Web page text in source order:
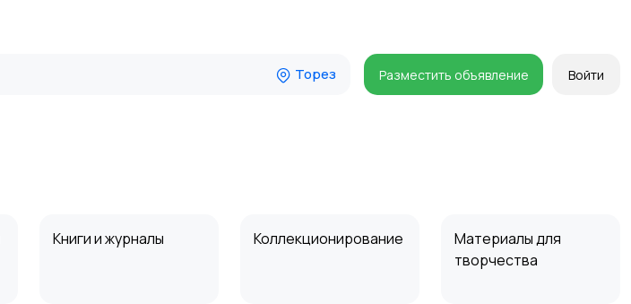
Торез Разместить объявление Войти
Книги и журналы Коллекционирование
Материалы для
творчества